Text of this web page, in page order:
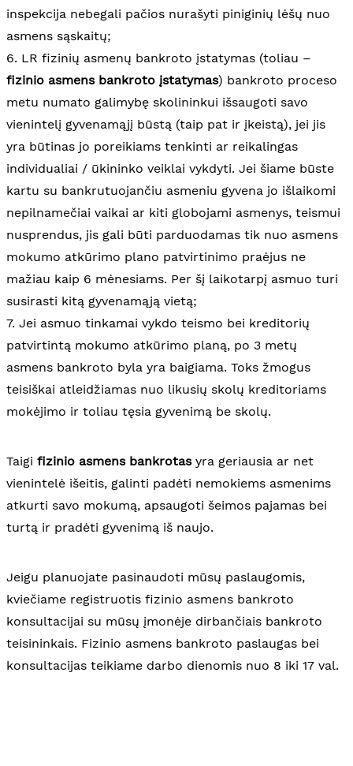
inspekcija nebegali pačios nurašyti piniginių lėšų nuo
asmens sąskaitų;
6. LR fizinių asmenų bankroto įstatymas (toliau –
fizinio asmens bankroto įstatymas) bankroto proceso
metu numato galimybę skolininkui išsaugoti savo
vienintelį gyvenamąjį būstą (taip pat ir įkeistą), jei jis
yra būtinas jo poreikiams tenkinti ar reikalingas
individualiai / ūkininko veiklai vykdyti. Jei šiame būste
kartu su bankrutuojančiu asmeniu gyvena jo išlaikomi
nepilnamečiai vaikai ar kiti globojami asmenys, teismui
nusprendus, jis gali būti parduodamas tik nuo asmens
mokumo atkūrimo plano patvirtinimo praėjus ne
mažiau kaip 6 mėnesiams. Per šį laikotarpį asmuo turi
susirasti kitą gyvenamąją vietą;
7. Jei asmuo tinkamai vykdo teismo bei kreditorių
patvirtintą mokumo atkūrimo planą, po 3 metų
asmens bankroto byla yra baigiama. Toks žmogus
teisiškai atleidžiamas nuo likusių skolų kreditoriams
mokėjimo ir toliau tęsia gyvenimą be skolų.
Taigi fizinio asmens bankrotasyra geriausia ar net
vienintelė išeitis, galinti padėti nemokiems asmenims
atkurti savo mokumą, apsaugoti šeimos pajamas bei
turtą ir pradėti gyvenimą iš naujo.
Jeigu planuojate pasinaudoti mūsų paslaugomis,
kviečiame registruotis fizinio asmens bankroto
konsultacijai su mūsų įmonėje dirbančiais bankroto
teisininkais. Fizinio asmens bankroto paslaugas bei
konsultacijas teikiame darbo dienomis nuo 8 iki 17 val.